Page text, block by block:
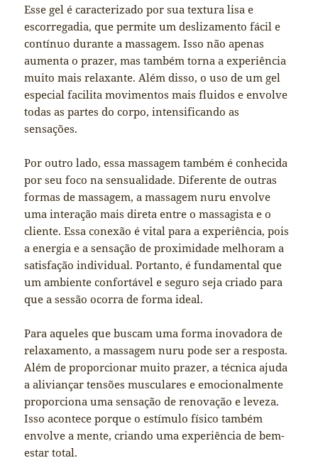
Esse gel é caracterizado por sua textura lisa e
escorregadia, que permite um deslizamento fácil e
contínuo durante a massagem. Isso não apenas
aumenta o prazer, mas também torna a experiência
muito mais relaxante. Além disso, o uso de um gel
especial facilita movimentos mais fluidos e envolve
todas as partes do corpo, intensificando as
sensações.
Por outro lado, essa massagem também é conhecida
por seu foco na sensualidade. Diferente de outras
formas de massagem, a massagem nuru envolve
uma interação mais direta entre o massagista e o
cliente. Essa conexão é vital para a experiência, pois
a energia e a sensação de proximidade melhoram a
satisfação individual. Portanto, é fundamental que
um ambiente confortável e seguro seja criado para
que a sessão ocorra de forma ideal.
Para aqueles que buscam uma forma inovadora de
relaxamento, a massagem nuru pode ser a resposta.
Além de proporcionar muito prazer, a técnica ajuda
a aliviançar tensões musculares e emocionalmente
proporciona uma sensação de renovação e leveza.
Isso acontece porque o estímulo físico também
envolve a mente, criando uma experiência de bem-
estar total.